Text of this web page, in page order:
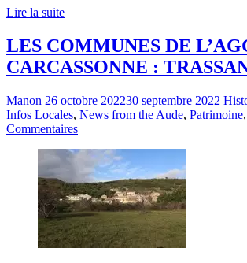
Lire la suite
LES COMMUNES DE
CARCASSONNE :
Manon 26 octobre 202230 septembre 2022
Infos Locales, News from the Aude, Patrimoine,
Commentaires